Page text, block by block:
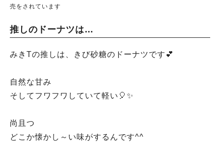
売をされています
推しのドーナツは…
みきTの推しは、きび砂糖のドーナツです💕
自然な甘み
そしてフワフワしていて軽い🎈✨
尚且つ
どこか懐かし～い味がするんです^^